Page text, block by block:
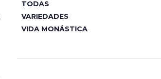
TODAS
VARIEDADES
VIDA MONÁSTICA